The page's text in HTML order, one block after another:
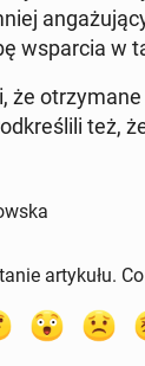
wspar­cia w
że
też,
artykułu.